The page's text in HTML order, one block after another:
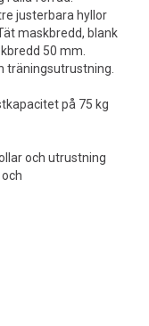
justerbara hyllor
maskbredd, blank
50 mm.
träningsutrustning.
på 75 kg
och utrustning